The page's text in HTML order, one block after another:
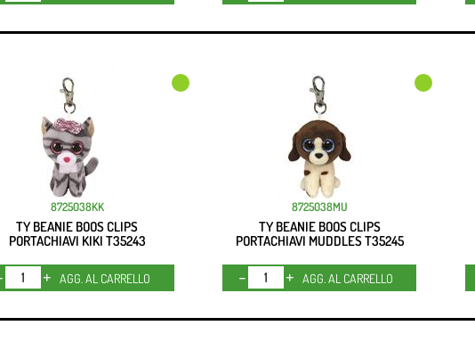
8725038KK
TY BEANIE BOOS CLIPS
PORTACHIAVI KIKI T35243
Quantità
AGG. AL CARRELLO
8725038MU
TY BEANIE BOOS CLIPS
PORTACHIAVI MUDDLES T35245
Quantità
AGG. AL CARRELLO